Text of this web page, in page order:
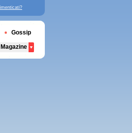
Gossip